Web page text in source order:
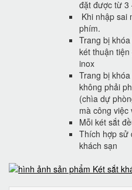
đặt được từ 3
Khi nhập sai
phím.
Trang bị
két thuận
inox
Trang bị
không phải
(chìa dự
mà công việc
Mỗi két sắt
Thích hợp sử
khách sạn